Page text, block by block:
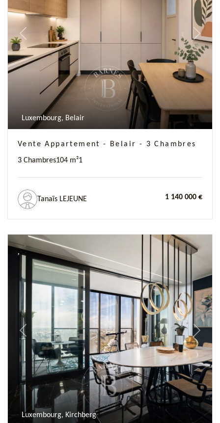
Previous Next
Luxembourg, Belair
Vente Appartement - Belair - 3 Chambres
3 Chambres104 m²1
Tanaïs LEJEUNE 1 140 000 €
Previous Next
Luxembourg, Kirchberg